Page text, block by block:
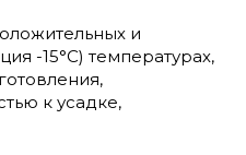
и
-15°С) температурах,
к усадке,